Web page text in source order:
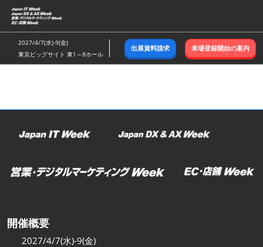
ス
キ
ッ
し
む
2027/4/7(水)-9(金)
東京ビッグサイト 東1～8ホール
出展資料請求 来場登録開始の案内
開催概要
2027/4/7(水)-9(金)